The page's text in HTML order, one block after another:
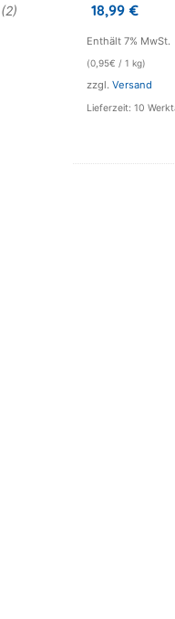
(2) 18,99 €
Enthält 7% MwSt.
(0,95€ / 1 kg)
zzgl. Versand
Lieferzeit: 10